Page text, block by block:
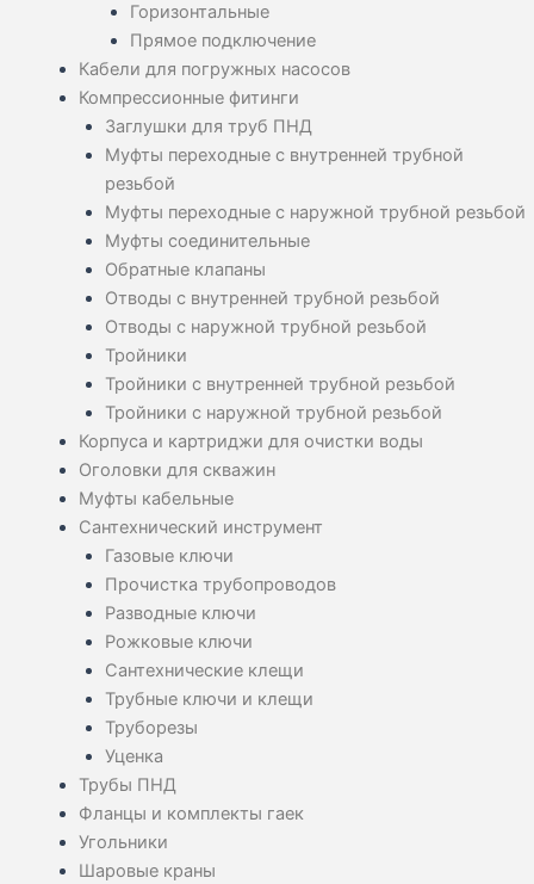
Горизонтальные
Прямое подключение
Кабели для погружных насосов
Компрессионные фитинги
Заглушки для труб ПНД
Муфты переходные с внутренней трубной
резьбой
Муфты переходные с наружной трубной резьбой
Муфты соединительные
Обратные клапаны
Отводы с внутренней трубной резьбой
Отводы с наружной трубной резьбой
Тройники
Тройники с внутренней трубной резьбой
Тройники с наружной трубной резьбой
Корпуса и картриджи для очистки воды
Оголовки для скважин
Муфты кабельные
Сантехнический инструмент
Газовые ключи
Прочистка трубопроводов
Разводные ключи
Рожковые ключи
Сантехнические клещи
Трубные ключи и клещи
Труборезы
Уценка
Трубы ПНД
Фланцы и комплекты гаек
Угольники
Шаровые краны